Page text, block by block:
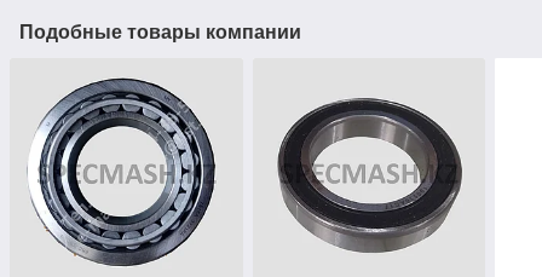
Подобные товары компании